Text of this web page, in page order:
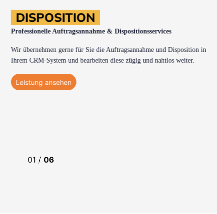
DISPOSITION
Professionelle Auftragsannahme & Dispositionsservices
Wir übernehmen gerne für Sie die Auftragsannahme und Disposition in
Ihrem CRM-System und bearbeiten diese zügig und nahtlos weiter.
Leistung ansehen
01 /06